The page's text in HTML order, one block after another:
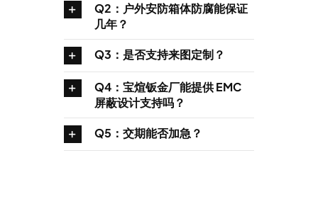
Q2：户外安防箱体防腐能保证
几年？
Q3：是否支持来图定制？
Q4：宝煊钣金厂能提供 EMC
屏蔽设计支持吗？
Q5：交期能否加急？